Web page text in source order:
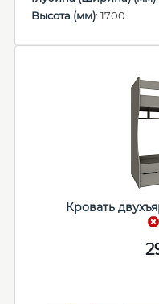
Высота (мм): 1700
Кровать